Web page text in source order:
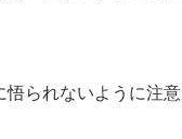
られないように注意